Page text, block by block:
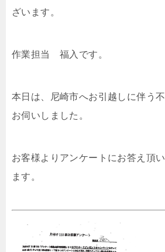
ざいます。
作業担当 福入です。
本日は、尼崎市へお引越しに伴う
お伺いしました。
お客様よりアンケートにお答え頂
ます。